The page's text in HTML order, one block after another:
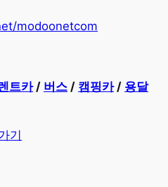
modoonetcom
트카/ 버스 / 캠핑카/ 용달
기